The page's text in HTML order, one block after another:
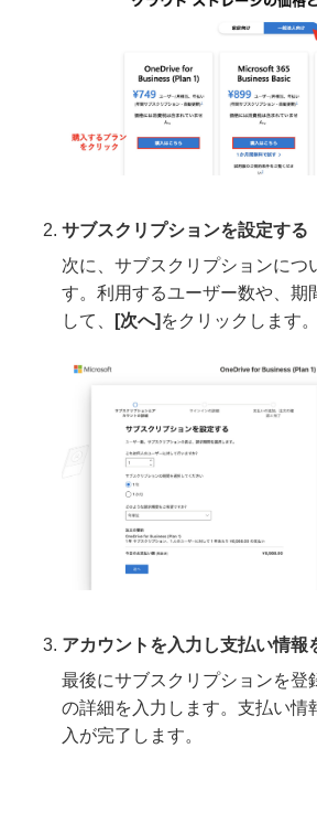
サブスクリプションを設定する
次に、サブスクリプションにつ
す。利用するユーザー数や、期
して、
[次へ] をクリックします。
アカウントを入力し支払い情報
最後にサブスクリプションを登
の詳細を入力します。支払い情
入が完了します。